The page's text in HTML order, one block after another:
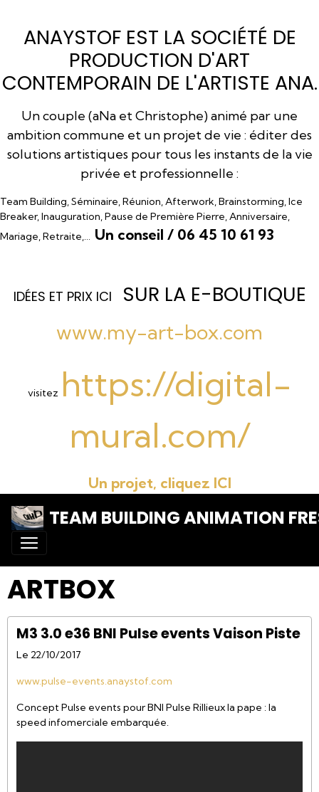
ANAYSTOF EST LA SOCIÉTÉ DE
PRODUCTION D'ART
CONTEMPORAIN DE L'ARTISTE ANA.
Un couple (aNa et Christophe) animé par une
ambition commune et un projet de vie : éditer des
solutions artistiques pour tous les instants de la vie
privée et professionnelle :
Team Building, Séminaire, Réunion, Afterwork, Brainstorming, Ice
Breaker, Inauguration, Pause de Première Pierre, Anniversaire,
Mariage, Retraite,… Un conseil / 06 45 10 61 93
IDÉES ET PRIX ICI SUR LA E-BOUTIQUE
www.my-art-box.com
visitez https://digital-
mural.com/
Un projet, cliquez ICI
TEAM BUILDING ANIMATION
ARTBOX
M3 3.0 e36 BNI Pulse events Vaison Piste
Le 22/10/2017
www.pulse-events.anaystof.com
Concept Pulse events pour BNI Pulse Rillieux la pape : la
speed infomerciale embarquée.